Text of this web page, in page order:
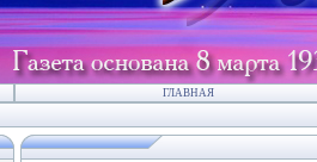
ГЛАВНАЯ